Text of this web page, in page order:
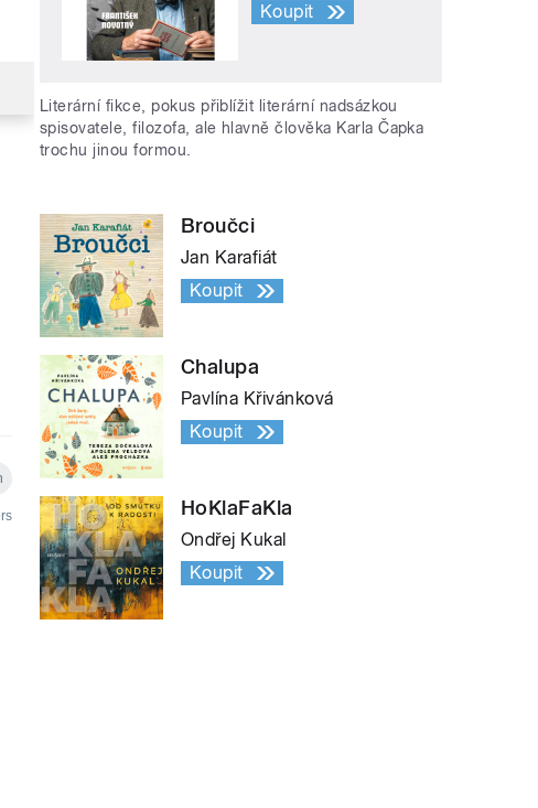
Koupit
Literární fikce, pokus přiblížit literární nadsázkou
spisovatele, filozofa, ale hlavně člověka Karla Čapka
trochu jinou formou.
Broučci
Jan Karafiát
Koupit
Chalupa
Pavlína Křivánková
Koupit
HoKlaFaKla
Ondřej Kukal
Koupit